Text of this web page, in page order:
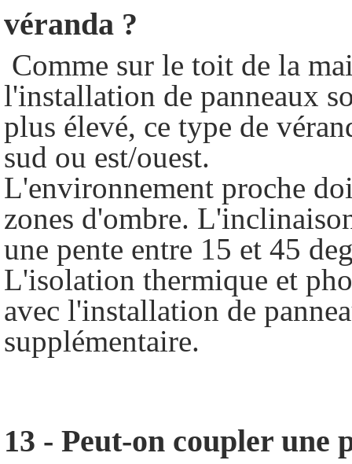
véranda ?
Comme sur le toit de la
l'installation de panneaux
plus élevé, ce type de
sud ou est/ouest.
L'environnement proche
zones d'ombre.
une pente entre 15 et 45
L'isolation thermique et
avec l'installation de
supplémentaire.
13 - Peut-on coupler une